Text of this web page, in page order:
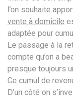
l’on souhaite
vente à domicile
adaptée pour
Le passage à la
compte qu’on a
presque toujours
Ce cumul de
D’un côté on